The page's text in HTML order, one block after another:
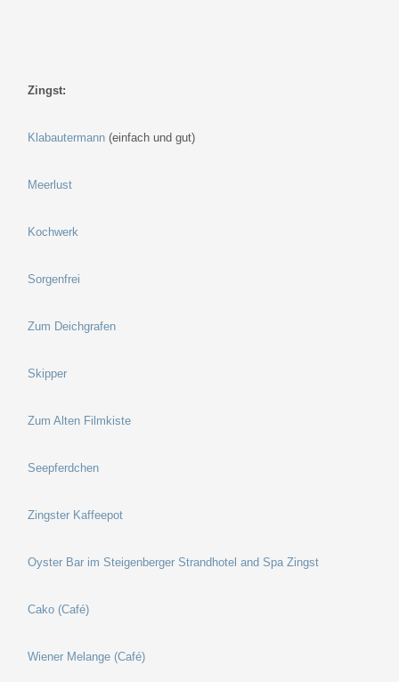
Zingst:
Klabautermann (einfach und gut)
Meerlust
Kochwerk
Sorgenfrei
Zum Deichgrafen
Skipper
Zum Alten Filmkiste
Seepferdchen
Zingster Kaffeepot
Oyster Bar im Steigenberger Strandhotel and Spa Zingst
Cako (Café)
Wiener Melange (Café)